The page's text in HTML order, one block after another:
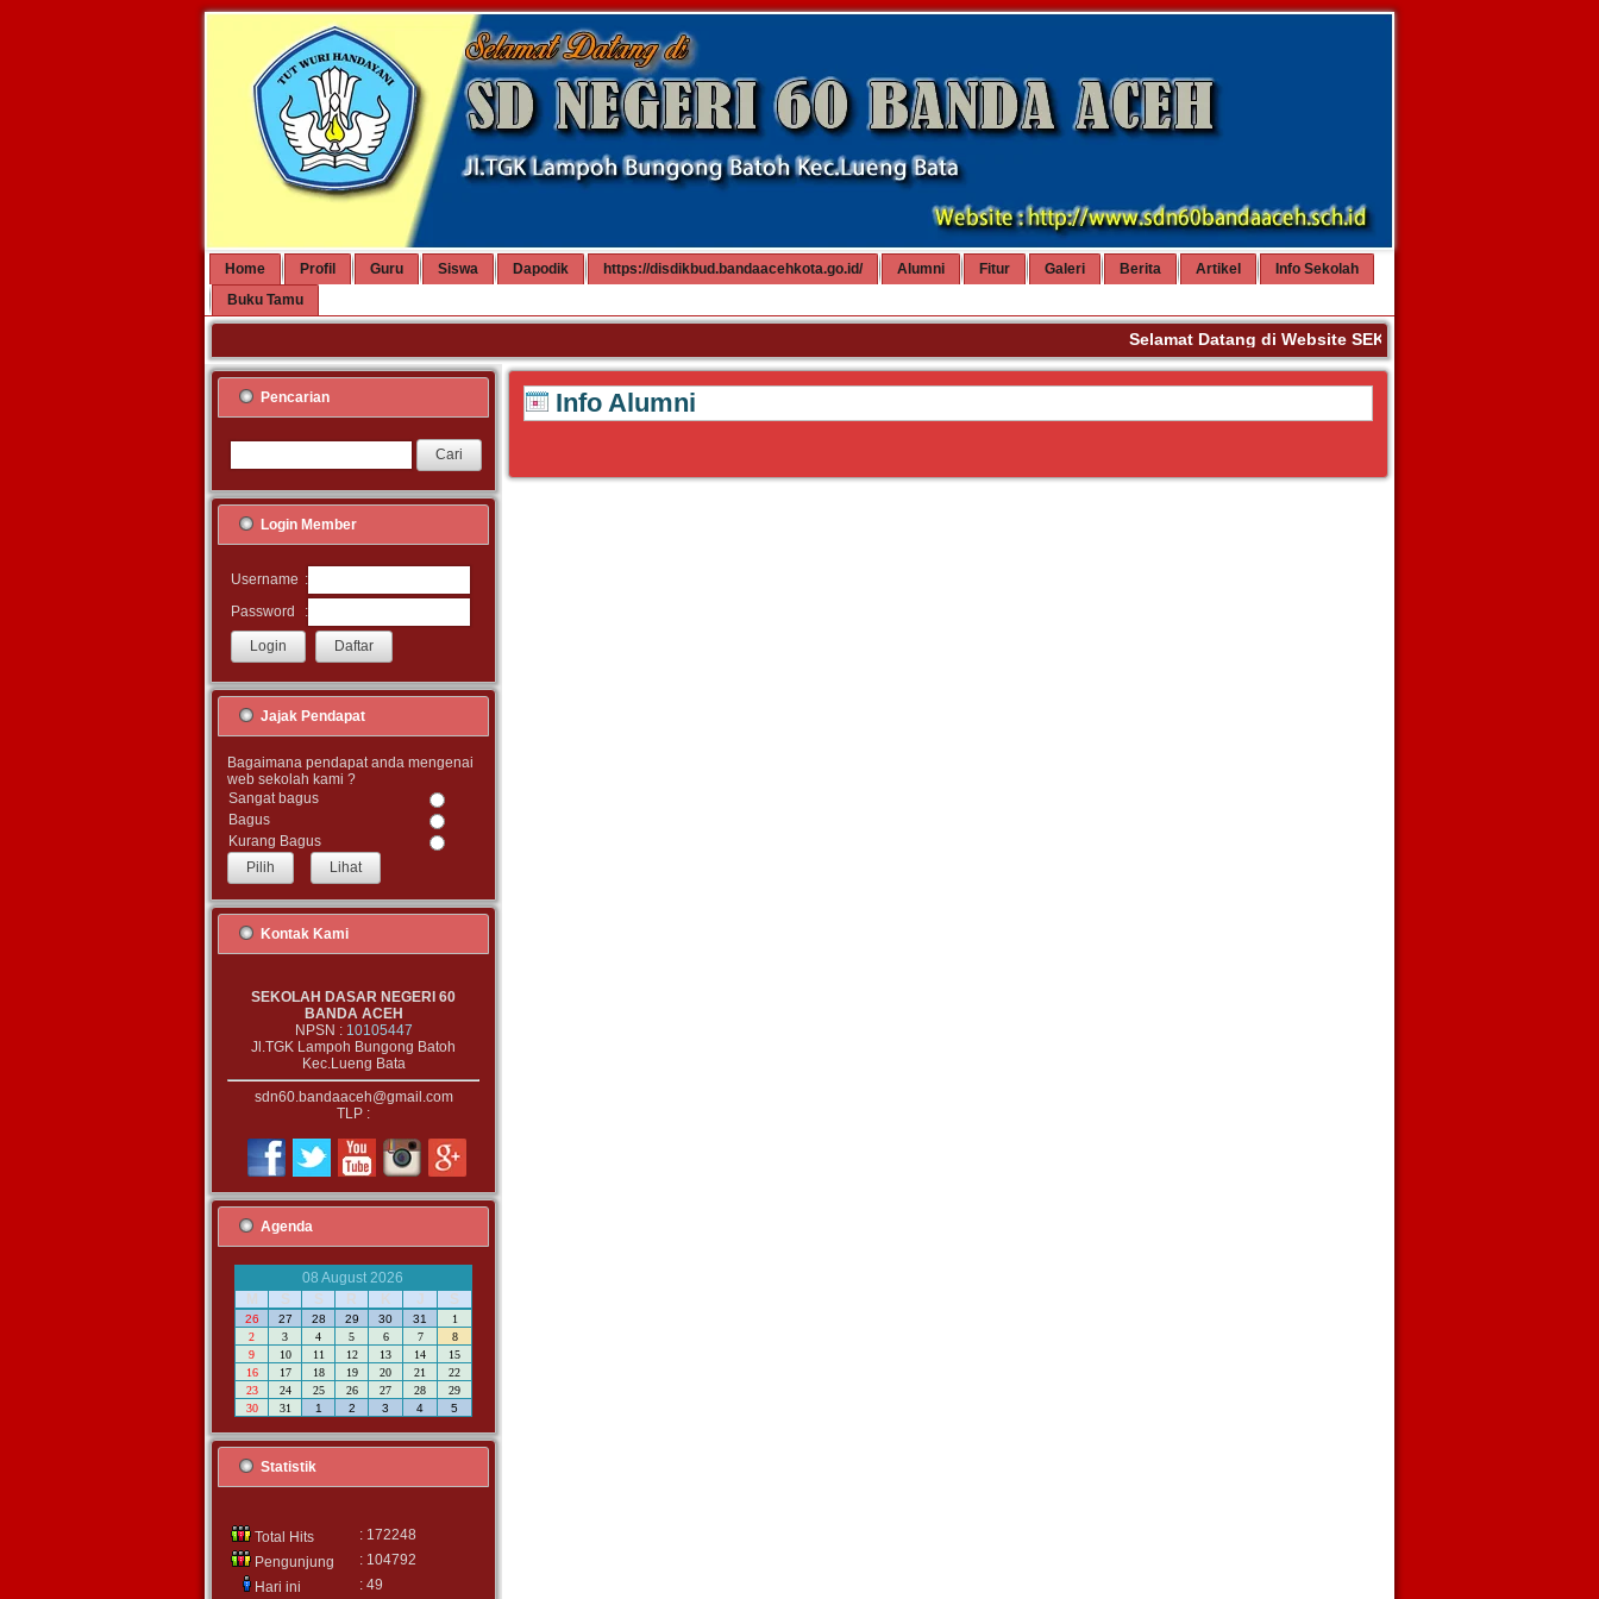
Home Profil Guru Siswa Dapodik https://disdikbud.bandaacehkota.go.id/ Alumni Fitur Galeri Berita Artikel
Info Sekolah
Buku Tamu
Selamat Datang di Website SEKOLAH DASAR NEGERI 60
Pencarian
Login Member
Username :
Password
:
Jajak Pendapat
Bagaimana pendapat anda mengenai
web sekolah kami ?
Sangat bagus
Bagus
Kurang Bagus
Lihat
Kontak Kami
SEKOLAH DASAR NEGERI 60
BANDA ACEH
NPSN : 10105447
Jl.TGK Lampoh Bungong Batoh
Kec.Lueng Bata
sdn60.bandaaceh@gmail.com
TLP :
Agenda
08 August 2026
M
S S R K J S
26 27 28 29 30 31
1
2
3 4 5 6 7
8
9
10 11 12 13 14
15
16
17 18 19 20 21
22
23
24 25 26 27 28
29
30
31 1 2 3 4 5
Statistik
Total Hits
: 172248
Pengunjung
: 104792
Hari ini
: 49
Info Alumni